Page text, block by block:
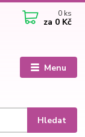
Menu
Hledat
0 ks
za 0 Kč